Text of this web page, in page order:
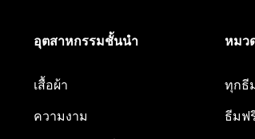
อุตสาหกรรมชั้นนำ
เสื้อผ้า
ความงาม
หมว
ทุกธี
ธีมฟ